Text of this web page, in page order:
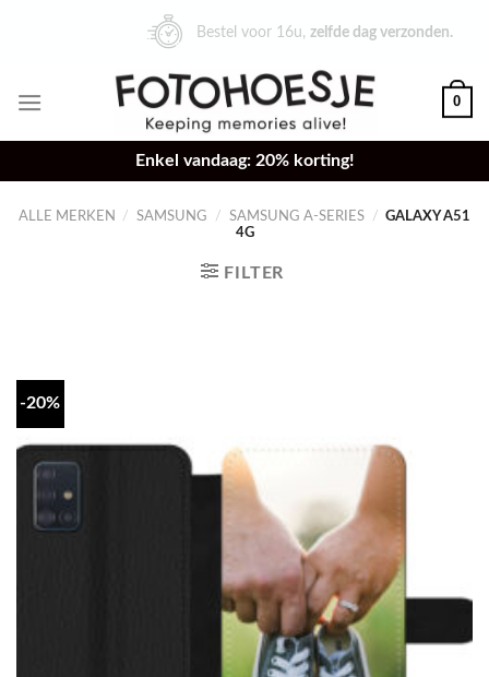
Bestel voor 16u,zelfde dag verzonden.
0
Enkel vandaag: 20% korting!
ALLE MERKEN / SAMSUNG / SAMSUNG A-SERIES / GALAXY A51
4G
FILTER
-20%